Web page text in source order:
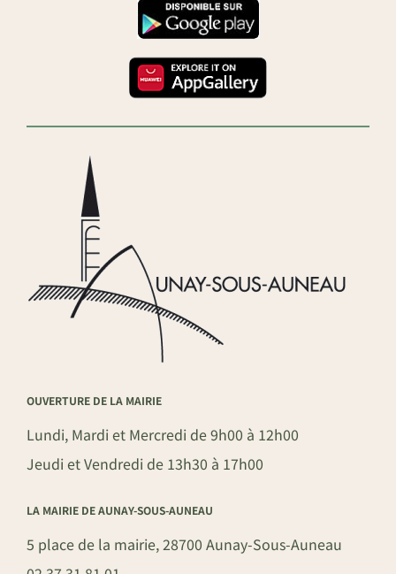
OUVERTURE DE LA MAIRIE
Lundi, Mardi et Mercredi de 9h00 à 12h00
Jeudi et Vendredi de 13h30 à 17h00
LA MAIRIE DE AUNAY-SOUS-AUNEAU
5 place de la mairie, 28700 Aunay-Sous-Auneau